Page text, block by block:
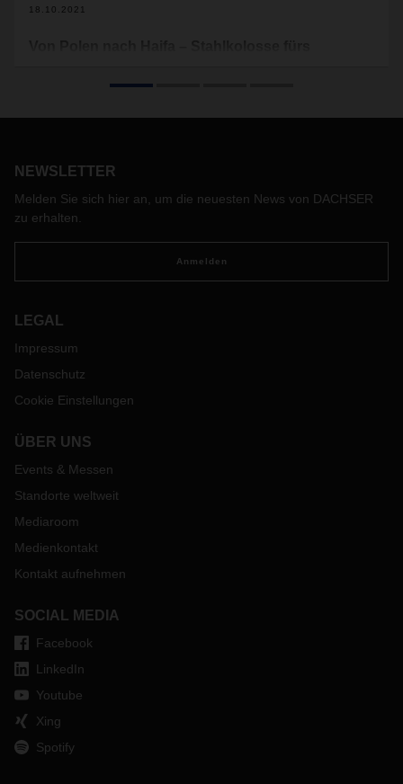
18.10.2021
verschiedene Teile von Zulieferern aus ganz Europa. Ein
NEWSLETTER
Melden Sie sich hier an, um die neuesten News von DACHSER
zu erhalten.
Anmelden
LEGAL
Impressum
Datenschutz
Cookie Einstellungen
ÜBER UNS
Events & Messen
Standorte weltweit
Mediaroom
Medienkontakt
Kontakt aufnehmen
SOCIAL MEDIA
Facebook
LinkedIn
Youtube
Xing
Spotify